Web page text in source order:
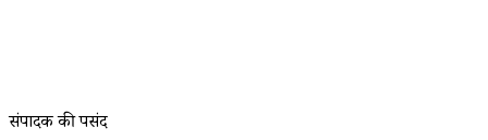
संपादक की पसंद